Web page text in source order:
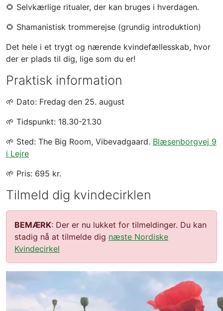
🌻 Selvkærlige ritualer, der kan bruges i hverdagen.
🌻 Shamanistisk trommerejse (grundig introduktion)
Det hele i et trygt og nærende kvindefællesskab, hvor
der er plads til dig, lige som du er!
Praktisk information
🌱 Dato: Fredag den 25. august
🌱 Tidspunkt: 18.30-21.30
🌱 Sted: The Big Room, Vibevadgaard. Blæsenborgvej 9
i Lejre
🌱 Pris: 695 kr.
Tilmeld dig kvindecirklen
BEMÆRK: Der er nu lukket for tilmeldinger. Du kan
stadig nå at tilmelde dig næste Nordiske
Kvindecirkel